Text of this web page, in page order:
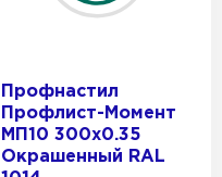
Профнастил
Профлист-Момент
МП10 300х0.35
Окрашенный RAL